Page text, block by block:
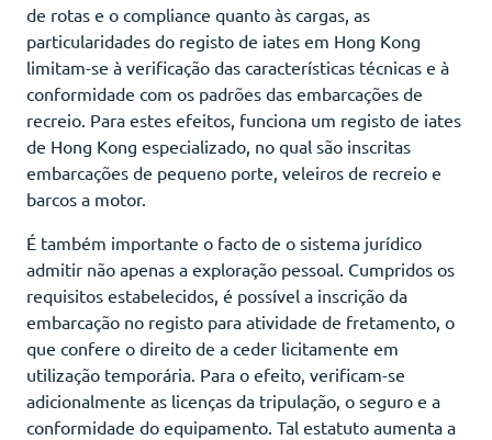
de rotas e o compliance quanto às cargas, as
particularidades do registo de iates em Hong Kong
limitam-se à verificação das características técnicas e à
conformidade com os padrões das embarcações de
recreio. Para estes efeitos, funciona um registo de iates
de Hong Kong especializado, no qual são inscritas
embarcações de pequeno porte, veleiros de recreio e
barcos a motor.
É também importante o facto de o sistema jurídico
admitir não apenas a exploração pessoal. Cumpridos os
requisitos estabelecidos, é possível a inscrição da
embarcação no registo para atividade de fretamento, o
que confere o direito de a ceder licitamente em
utilização temporária. Para o efeito, verificam-se
adicionalmente as licenças da tripulação, o seguro e a
conformidade do equipamento. Tal estatuto aumenta a